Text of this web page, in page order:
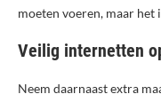
moeten voeren, maar het
Veilig internetten
Neem daarnaast extra